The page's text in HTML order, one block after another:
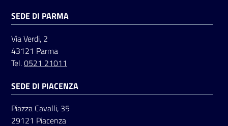
SEDE DI PARMA
Via Verdi, 2
43121 Parma
Tel.0521 21011
SEDE DI PIACENZA
Piazza Cavalli, 35
29121 Piacenza